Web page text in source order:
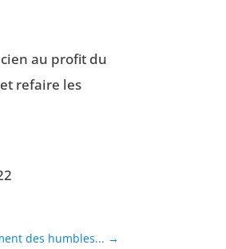
au pro­fit du
refaire les
des humbles... →